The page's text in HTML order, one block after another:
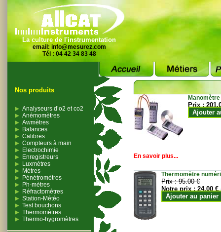
La culture de l'instrumentation
email: info@mesurez.com
Tél : 04 42 34 83 48
Nos produits
Analyseurs d’o2 et co2
Anémomètres
Awmètres
Balances
Calibres
Compteurs à main
Electrochimie
Enregistreurs
Luxmètres
Mètres
Pénétromètres
Ph-mètres
Réfractomètres
Station-Météo
Test bouchons
Thermomètres
Thermo-hygromètres
Prix :
Ajouter
En savoir plus...
Thermomètre
Prix :95.00 €
Notre prix :24.00 €
Ajouter au panier